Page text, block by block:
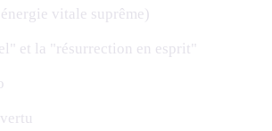
vitale suprême)
et la "résurrection en esprit"